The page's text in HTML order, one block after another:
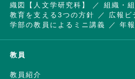
織図【人文学研究科】
組織・
教育を支える3つの方針
広報ビ
学部の教員によるミニ講義
年報
教員
教員紹介